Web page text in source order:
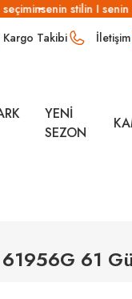
senin stilin I senin
Kargo Takibi İletişim
YENİ
SEZON
61